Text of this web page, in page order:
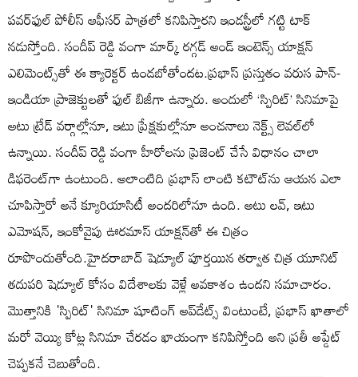
పవర్‌ఫుల్ పోలీస్ ఆఫీసర్ పాత్రలో కనిపిస్తారని ఇండస్ట్రీలో గట్టి టాక్
నడుస్తోంది. సందీప్ రెడ్డి వంగా మార్క్ రగ్గడ్ అండ్ ఇంటెన్స్ యాక్షన్
ఎలిమెంట్స్‌తో ఈ క్యారెక్టర్ ఉండబోతోందట.ప్రభాస్ ప్రస్తుతం వరుస పాన్-
ఇండియా ప్రాజెక్టులతో ఫుల్ బిజీగా ఉన్నారు. అందులో ‘స్పిరిట్’ సినిమాపై
అటు ట్రేడ్ వర్గాల్లోనూ, ఇటు ప్రేక్షకుల్లోనూ అంచనాలు నెక్ట్స్ లెవల్‌లో
ఉన్నాయి. సందీప్ రెడ్డి వంగా హీరోలను ప్రెజెంట్ చేసే విధానం చాలా
డిఫరెంట్‌గా ఉంటుంది. అలాంటిది ప్రభాస్ లాంటి కటౌట్‌ను ఆయన ఎలా
చూపిస్తారో అనే క్యూరియాసిటీ అందరిలోనూ ఉంది. అటు లవ్, ఇటు
ఎమోషన్, ఇంకోవైపు ఊరమాస్ యాక్షన్‌తో ఈ చిత్రం
రూపొందుతోంది.హైదరాబాద్ షెడ్యూల్ పూర్తయిన తర్వాత చిత్ర యూనిట్
తదుపరి షెడ్యూల్ కోసం విదేశాలకు వెళ్లే అవకాశం ఉందని సమాచారం.
మొత్తానికి 'స్పిరిట్' సినిమా షూటింగ్ అప్‌డేట్స్ వింటుంటే, ప్రభాస్ ఖాతాలో
మరో వెయ్యి కోట్ల సినిమా చేరడం ఖాయంగా కనిపిస్తోంది అని ప్రతీ అప్డేట్
చెప్పకనే చెబుతోంది.